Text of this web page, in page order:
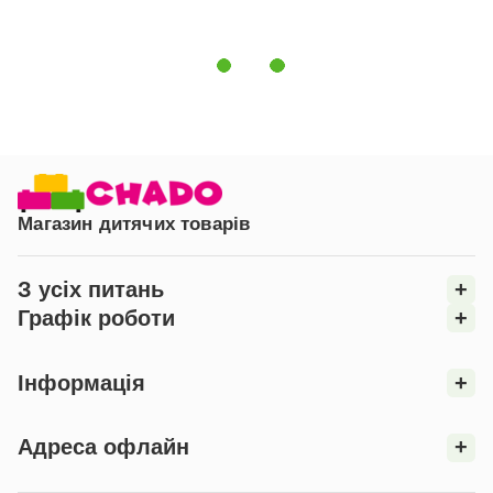
Магазин дитячих товарів
З усіх питань
+
Графік роботи
+
Інформація +
Адреса офлайн +